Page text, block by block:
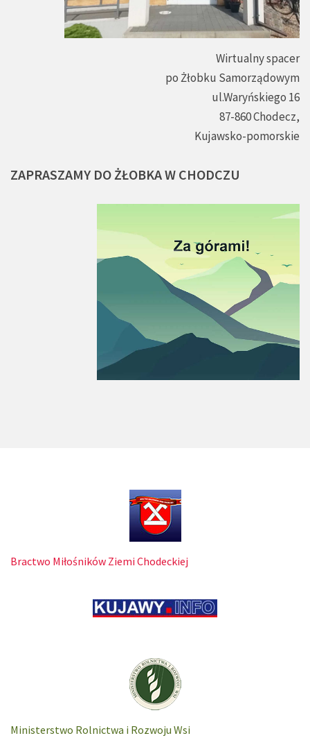
Wirtualny spacer
po Żłobku Samorządowym
ul.Waryńskiego 16
87-860 Chodecz,
Kujawsko-pomorskie
ZAPRASZAMY DO ŻŁOBKAW CHODCZU
Bractwo Miłośników Ziemi Chodeckiej
Ministerstwo Rolnictwa i Rozwoju Wsi